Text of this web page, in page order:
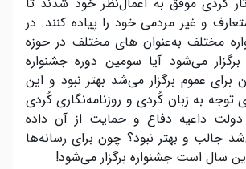
و غیر مردمی خود را پیاده کنند. در
مختلف به‌عنوان های مختلف در حوزه
می‌شود آیا سومین دوره جشنواره
برای عموم برگزار می‌شد بهتر نبود و این
توجه به زبان کُردی و روزنامه‌نگاری کُردی
داعیه دفاع و حمایت از آن داده
جالب و بهتر نبود؟ چون برای رسانه‌ها
سال است جشنواره برگزار می‌شود!